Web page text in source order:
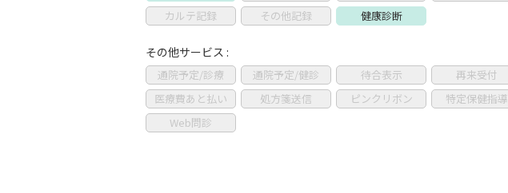
カルテ記録
その他記録 健康診断
その他サービス :
通院予定/診療 通院予定/健診 待合表示
再来受付
医療費あと払い
処方箋送信 ピンクリボン
特定保健指導
Web問診